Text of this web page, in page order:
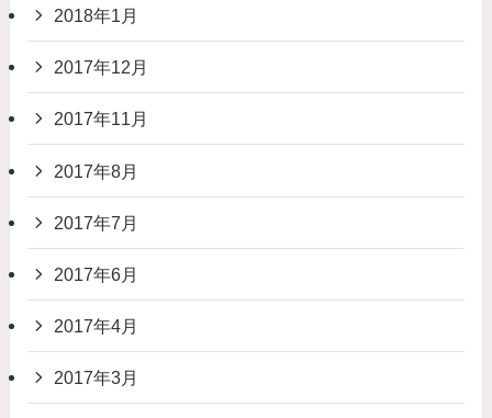
2018年1月
2017年12月
2017年11月
2017年8月
2017年7月
2017年6月
2017年4月
2017年3月